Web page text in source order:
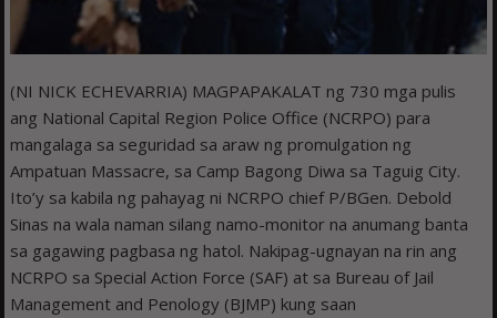
(NI NICK ECHEVARRIA) MAGPAPAKALAT ng 730 mga pulis
ang National Capital Region Police Office (NCRPO) para
mangalaga sa seguridad sa araw ng promulgation ng
Ampatuan Massacre, sa Camp Bagong Diwa sa Taguig City.
Ito’y sa kabila ng pahayag ni NCRPO chief P/BGen. Debold
Sinas na wala naman silang namo-monitor na anumang banta
sa gagawing pagbasa ng hatol. Nakipag-ugnayan na rin ang
NCRPO sa Special Action Force (SAF) at sa Bureau of Jail
Management and Penology (BJMP) kung saan